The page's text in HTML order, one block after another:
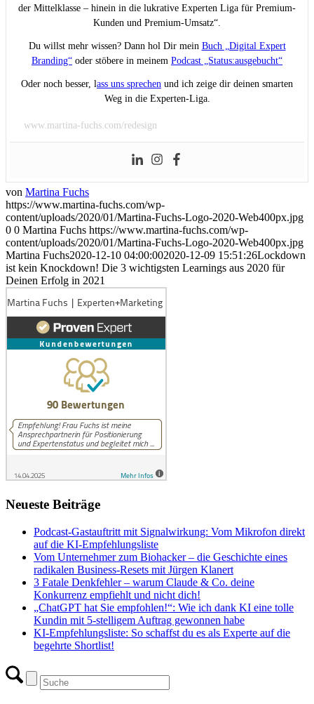
der Mittelklasse – hinein in die lukrative Experten Liga für Premium-
Kunden und Premium-Umsatz“.
Du willst mehr wissen? Dann hol Dir mein Buch „Digital Expert
Branding“ oder stöbere in meinem Podcast „Status:ausgebucht“
Oder noch besser, lass uns sprechen und ich zeige dir deinen smarten
Weg in die Experten-Liga.
www.martina-fuchs.com/redesign
von Martina Fuchs
https://www.martina-fuchs.com/wp-
content/uploads/2020/01/Martina-Fuchs-Logo-2020-Web400px.jpg
0 0 Martina Fuchs https://www.martina-fuchs.com/wp-
content/uploads/2020/01/Martina-Fuchs-Logo-2020-Web400px.jpg
Martina Fuchs2020-12-10 04:00:002020-12-09 15:51:26Lockdown
ist kein Knockdown! Die 3 wichtigsten Learnings aus 2020 für
Deinen Erfolg in 2021
Neueste Beiträge
Podcast-Gastauftritt mit Signalwirkung: Vom Mikrofon direkt
auf die KI-Empfehlungsliste
Vom Unternehmer zum Biohacker – die Geschichte eines
radikalen Business-Resets mit Jürgen Klanert
3 Fatale Denkfehler – warum Claude & Co. deine
Konkurrenz empfiehlt und nicht dich!
„ChatGPT hat Sie empfohlen!“: Wie ich dank KI eine tolle
Kundin mit 5-stelligem Auftrag gewonnen habe
KI-Empfehlungsliste: So schaffst du es als Experte auf die
begehrte Shortlist!